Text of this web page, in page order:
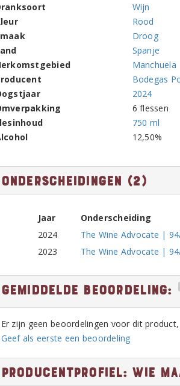
Wijn
Rood
Droog
Spanje
Manchuela
Bodegas
2024
6 flessen
750 ml
12,50%
Onderscheidingen (2)
Jaar
Onderscheiding
2024
The Wine Advocate |
2023
The Wine Advocate |
Gemiddelde beoordeling:
Er zijn geen beoordelingen voor dit product,
Geef als eerste een beoordeling
Producentprofiel: Wie